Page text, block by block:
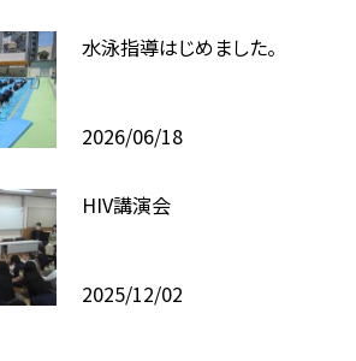
水泳指導はじめました。
2026/06/18
HIV講演会
2025/12/02